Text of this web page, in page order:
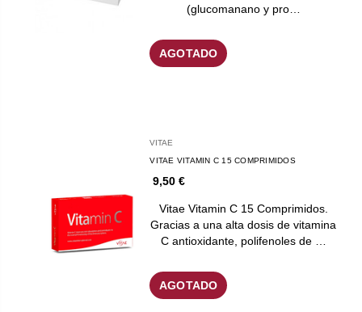
(glucomanano y pro…
AGOTADO
VITAE
VITAE VITAMIN C 15 COMPRIMIDOS
9,50 €
Vitae Vitamin C 15 Comprimidos.
Gracias a una alta dosis de vitamina
C antioxidante, polifenoles de …
AGOTADO